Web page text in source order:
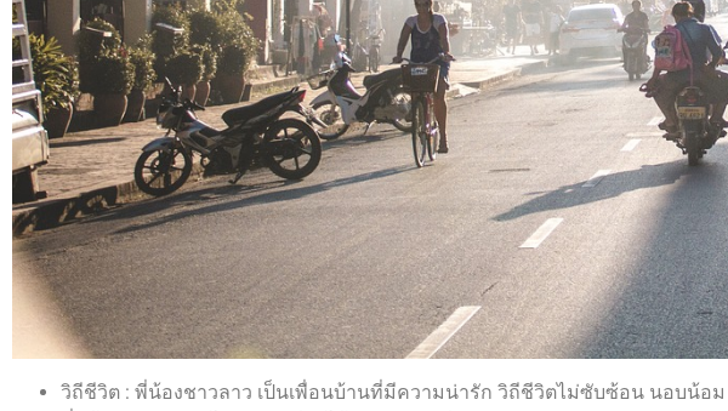
วิถีชีวิต : พี่น้องชาวลาว เป็นเพื่อนบ้านที่มีความน่ารัก วิถีชีวิตไม่ซับซ้อน นอบน้อ